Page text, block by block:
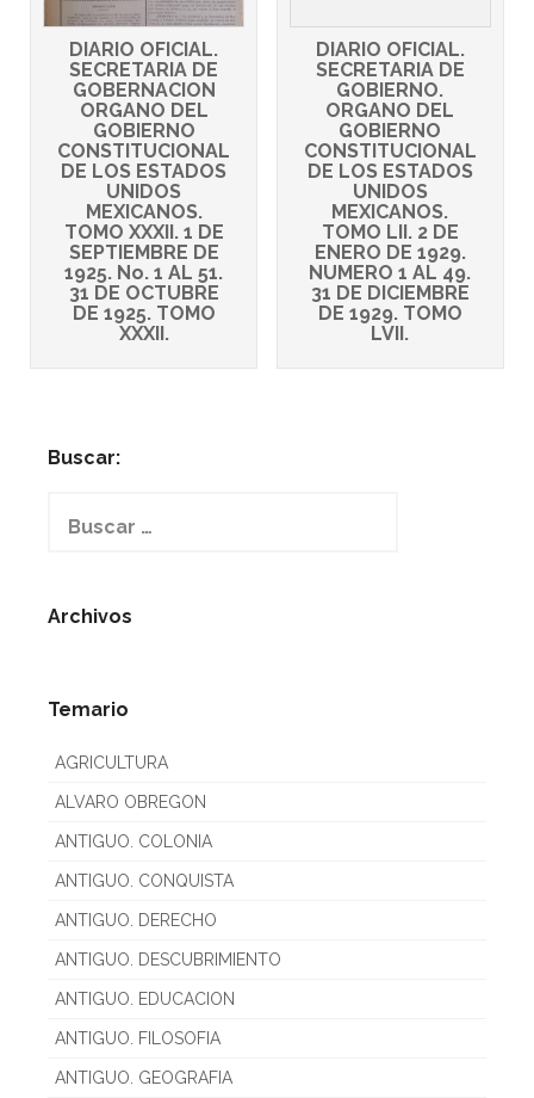
DIARIO OFICIAL.
SECRETARIA DE
GOBERNACION
ORGANO DEL
GOBIERNO
CONSTITUCIONAL
DE LOS ESTADOS
UNIDOS
MEXICANOS.
TOMO XXXII. 1 DE
SEPTIEMBRE DE
1925. No. 1 AL 51.
31 DE OCTUBRE
DE 1925. TOMO
XXXII.
DIARIO OFICIAL.
SECRETARIA DE
GOBIERNO.
ORGANO DEL
GOBIERNO
CONSTITUCIONAL
DE LOS ESTADOS
UNIDOS
MEXICANOS.
TOMO LII. 2 DE
ENERO DE 1929.
NUMERO 1 AL 49.
31 DE DICIEMBRE
DE 1929. TOMO
LVII.
Buscar:
Archivos
Temario
AGRICULTURA
ALVARO OBREGON
ANTIGUO. COLONIA
ANTIGUO. CONQUISTA
ANTIGUO. DERECHO
ANTIGUO. DESCUBRIMIENTO
ANTIGUO. EDUCACION
ANTIGUO. FILOSOFIA
ANTIGUO. GEOGRAFIA